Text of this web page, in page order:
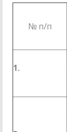
№ п/п
1.